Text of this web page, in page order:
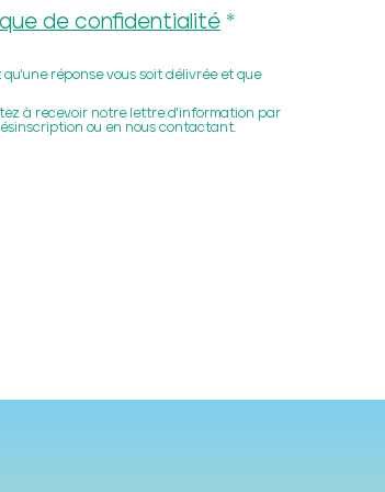
de confidentialité
réponse vous soit délivrée et que
à recevoir notre lettre d'information par
ou en nous contactant.